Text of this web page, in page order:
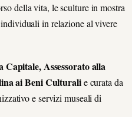
della vita, le sculture in mostra
in relazione al vivere
Capitale,Assessorato alla
ai Beni Culturalie curata da
e servizi museali di